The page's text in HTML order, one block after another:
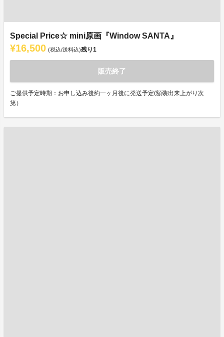
Special Price☆ mini原画『Window SANTA』
¥16,500 (税込/送料込)残り1
販売終了
ご提供予定時期：お申し込み後約一ヶ月後に発送予定(額装出来上がり次
第）